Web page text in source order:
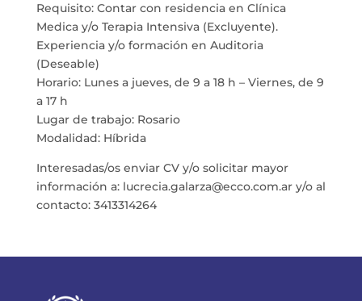
Requisito: Contar con residencia en Clínica
Medica y/o Terapia Intensiva (Excluyente).
Experiencia y/o formación en Auditoria
(Deseable)
Horario: Lunes a jueves, de 9 a 18 h – Viernes, de 9
a 17 h
Lugar de trabajo: Rosario
Modalidad: Híbrida
Interesadas/os enviar CV y/o solicitar mayor
información a: lucrecia.galarza@ecco.com.ar y/o al
contacto: 3413314264